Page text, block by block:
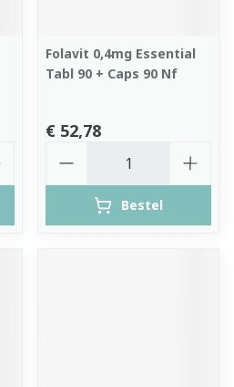
Folavit 0,4mg Essential
Tabl 90 + Caps 90 Nf
€ 52,78
Bestel